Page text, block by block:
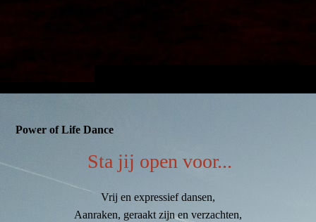
Power of Life Dance
Sta jij open voor...
Vrij en expressief dansen,
Aanraken, geraakt zijn en verzachten,